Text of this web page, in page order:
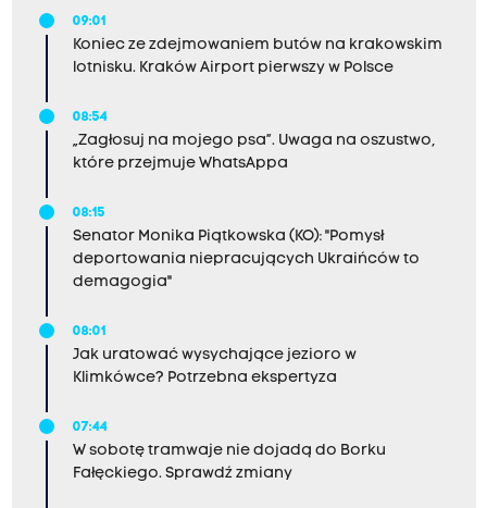
09:01
Koniec ze zdejmowaniem butów na krakowskim
lotnisku. Kraków Airport pierwszy w Polsce
08:54
„Zagłosuj na mojego psa”. Uwaga na oszustwo,
które przejmuje WhatsAppa
08:15
Senator Monika Piątkowska (KO): "Pomysł
deportowania niepracujących Ukraińców to
demagogia"
08:01
Jak uratować wysychające jezioro w
Klimkówce? Potrzebna ekspertyza
07:44
W sobotę tramwaje nie dojadą do Borku
Fałęckiego. Sprawdź zmiany